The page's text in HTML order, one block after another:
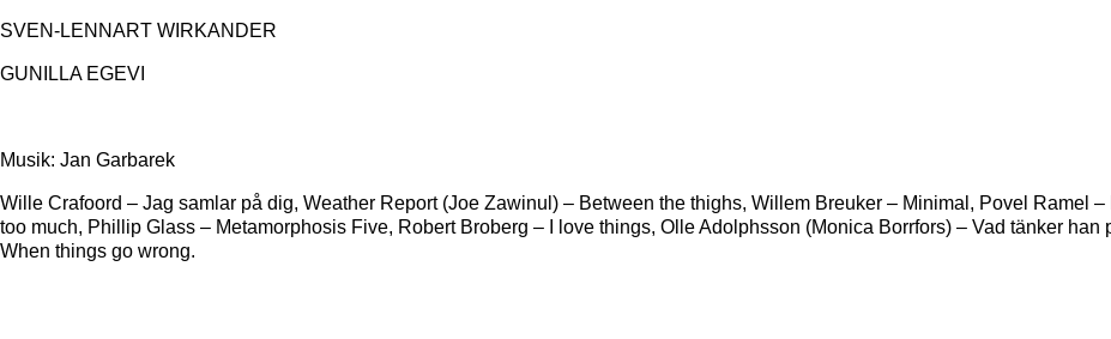
SVEN-LENNART WIRKANDER
GUNILLA EGEVI
Musik: Jan Garbarek
Wille Crafoord – Jag samlar på dig, Weather Report (Joe Zawinul) – Between the thighs, Willem Breuker – Minimal, Povel Ramel –
too much, Phillip Glass – Metamorphosis Five, Robert Broberg – I love things, Olle Adolphsson (Monica Borrfors) – Vad tänker
When things go wrong.